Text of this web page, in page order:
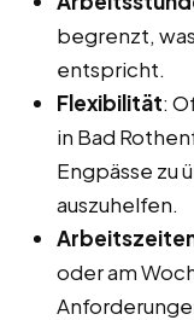
begrenzt,
entspricht.
Flexibilität:
in Bad
Engpässe zu
auszuhelfen.
oder am